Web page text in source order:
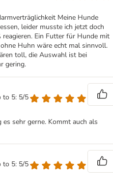
Meine Hunde
leider musste ich jetzt doch
Ein Futter für Hunde mit
Huhn wäre echt mal sinnvoll.
toll, die Auswahl ist bei
gering.
to 5: 5/5
sehr gerne. Kommt auch als
to 5: 5/5